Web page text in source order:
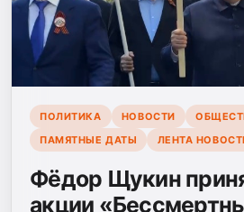
ПОЛИТИКА НОВОСТИ
ПАМЯТНЫЕ ДАТЫ
ЛЕНТА
Фёдор Щукин
акции